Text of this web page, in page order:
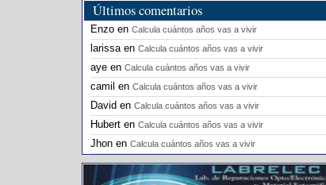
Últimos comentarios
Enzo en Calcula cuántos años vas a vivir
larissaen Calcula cuántos años vas a vivir
aye en Calcula cuántos años vas a vivir
camil en Calcula cuántos años vas a vivir
David en Calcula cuántos años vas a vivir
Hubert en Calcula cuántos años vas a vivir
Jhon en Calcula cuántos años vas a vivir